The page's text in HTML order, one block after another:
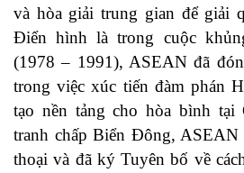
và hòa giải trung gian để giải
Điển hình là trong cuộc
(1978 – 1991), ASEAN đã
trong việc xúc tiến đàm phán
tạo nền tảng cho hòa bình
tranh chấp Biển Đông,
thoại và đã ký Tuyên bố về